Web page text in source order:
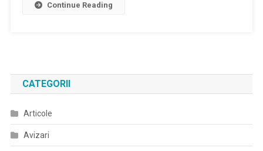
Pacienților
Prin
Continue Reading
CATEGORII
Articole
Avizari